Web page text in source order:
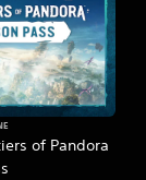
of Pandora